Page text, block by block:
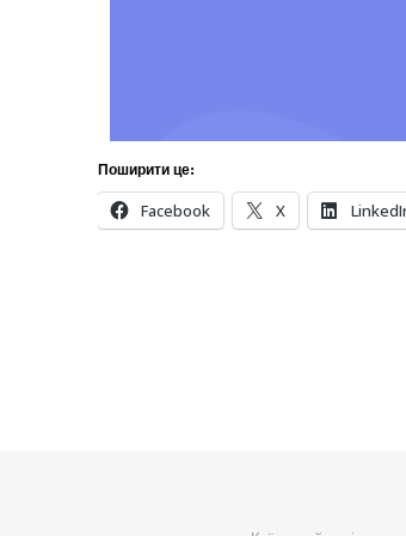
Поширити це:
Facebook X